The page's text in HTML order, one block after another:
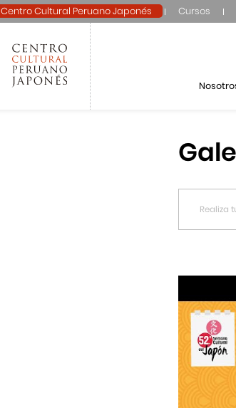
Centro Cultural Peruano Japonés Cursos